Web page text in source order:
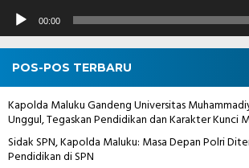
00:00
POS-POS TERBARU
Kapolda Maluku Gandeng Universitas
Unggul, Tegaskan Pendidikan dan Karakter Kunci
Sidak SPN, Kapolda Maluku: Masa Depan Polri
Pendidikan di SPN